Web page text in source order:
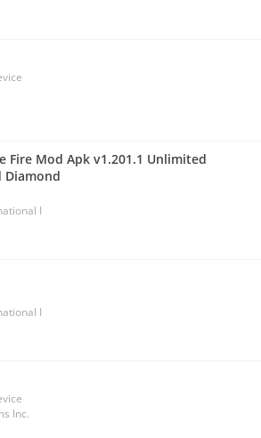
Fire Mod Apk v1.201.1 Unlimited
Diamond
I
I
Inc.